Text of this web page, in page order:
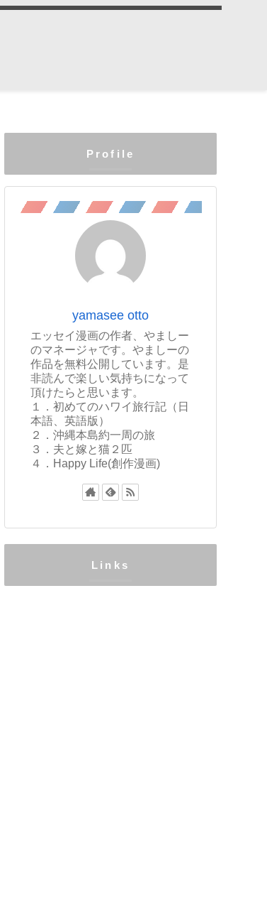
Profile
yamasee otto
エッセイ漫画の作者、やましー
のマネージャです。やましーの
作品を無料公開しています。是
非読んで楽しい気持ちになって
頂けたらと思います。
１．初めてのハワイ旅行記（日
本語、英語版）
２．沖縄本島約一周の旅
３．夫と嫁と猫２匹
４．Happy Life(創作漫画)
Links